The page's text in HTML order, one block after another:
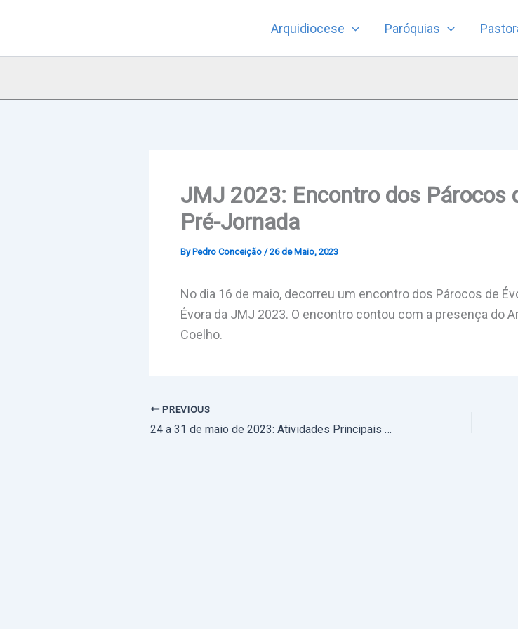
Arquidiocese Paróquias
JMJ 2023: Encontro dos Párocos
Pré-Jornada
By Pedro Conceição /26 de Maio, 2023
No dia 16 de maio, decorreu um encontro dos Párocos de
Évora da JMJ 2023. O encontro contou com a presença do
Coelho.
PREVIOUS
24 a 31 de maio de 2023: Atividades Principais do Arcebispo de Évora